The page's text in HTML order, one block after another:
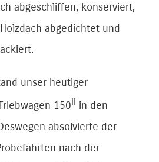
abgeschliffen, konserviert,
abgedichtet und
unser heutiger
150II in den
absolvierte der
nach der